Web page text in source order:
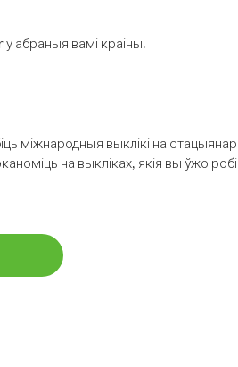
абраныя вамі краіны.
міжнародныя выклікі на
на выкліках, якія вы ўжо